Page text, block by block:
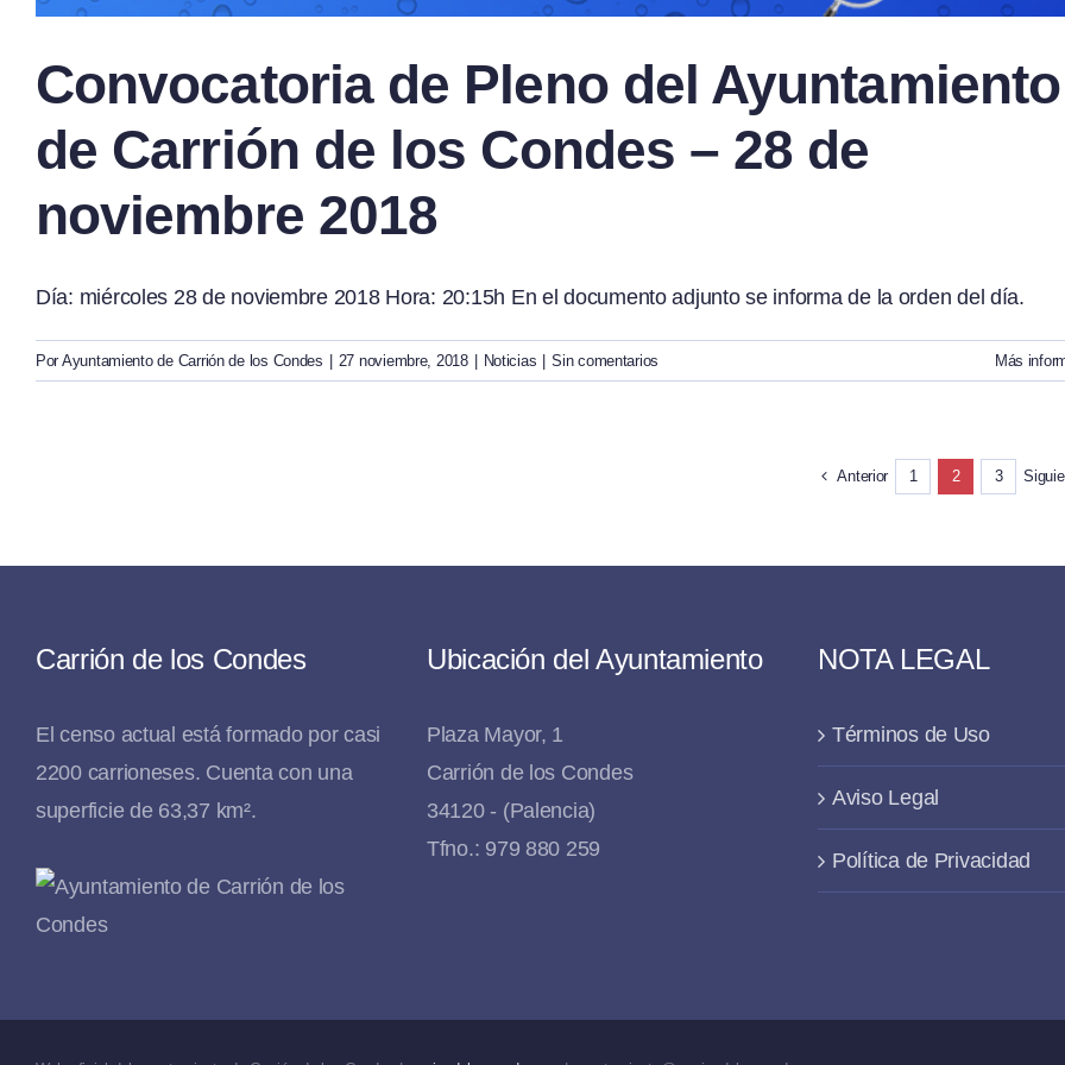
Convocatoria de Pleno del Ayuntamiento
de Carrión de los Condes – 28 de
noviembre 2018
Día: miércoles 28 de noviembre 2018 Hora: 20:15h En el documento adjunto se informa de la orden del día.
Por Ayuntamiento de Carrión de los Condes 27 noviembre, 2018 Noticias Sin comentarios Más
Anterior 1 2 3
Carrión de los Condes
El censo actual está formado por casi
2200 carrioneses. Cuenta con una
superficie de 63,37 km².
Ubicación del Ayuntamiento
Plaza Mayor, 1
Carrión de los Condes
34120 - (Palencia)
Tfno.: 979 880 259
NOTA LEGAL
Términos de Uso
Aviso Legal
Política de Privacidad